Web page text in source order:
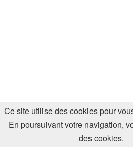
Ce site utilise des cookies pour
En poursuivant votre navigation,
des cookies.